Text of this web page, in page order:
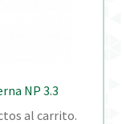
NP 3.3
al carrito.